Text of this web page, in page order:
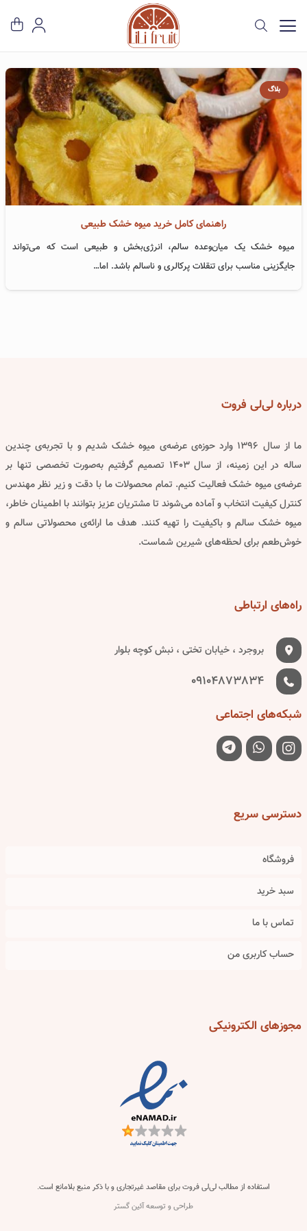
بلاگ
راهنمای کامل خرید میوه خشک طبیعی
میوه خشک یک میان‌وعده سالم، انرژی‌بخش و طبیعی است که می‌تواند
جایگزینی مناسب برای تنقلات پرکالری و ناسالم باشد. اما…
دربارهلی‌لی فروت
ما از سال ۱۳۹۶ وارد حوزه‌ی عرضه‌ی میوه خشک شدیم و با تجربه‌ی چندین
ساله در این زمینه، از سال ۱۴۰۳ تصمیم گرفتیم به‌صورت تخصصی تنها بر
عرضه‌ی میوه خشک فعالیت کنیم. تمام محصولات ما با دقت و زیر نظر مهندس
کنترل کیفیت انتخاب و آماده می‌شوند تا مشتریان عزیز بتوانند با اطمینان خاطر،
میوه خشک سالم و باکیفیت را تهیه کنند. هدف ما ارائه‌ی محصولاتی سالم و
خوش‌طعم برای لحظه‌های شیرین شماست.
راه‌های ارتباطی
بروجرد ، خیابان تختی ، نبش کوچه بلوار
09104873834
شبکه‌های اجتماعی
دسترسیسریع
فروشگاه
سبد خرید
تماس با ما
حساب کاربری من
مجوزهای الکترونیکی
استفاده از مطالب لی‌لی فروت برای مقاصد غیرتجاری و با ذکر منبع بلامانع است.
طراحی و توسعه آئین گستر